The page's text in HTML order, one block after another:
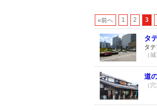
«前へ 1 2 3
タ
タ
（
道
（